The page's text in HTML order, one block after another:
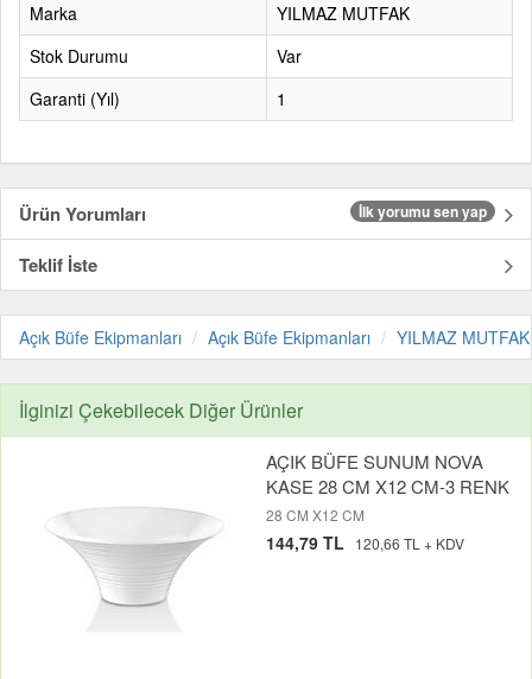
Marka
YILMAZ MUTFAK
Stok Durumu
Var
Garanti (Yıl)
1
Ürün Yorumları İlk yorumu sen yap
Teklif İste
Açık Büfe Ekipmanları Açık Büfe Ekipmanları YILMAZ MUTFAK
İlginizi Çekebilecek Diğer Ürünler
AÇIK BÜFE SUNUM NOVA
KASE 28 CM X12 CM-3 RENK
28 CM X12 CM
144,79 TL 120,66 TL + KDV